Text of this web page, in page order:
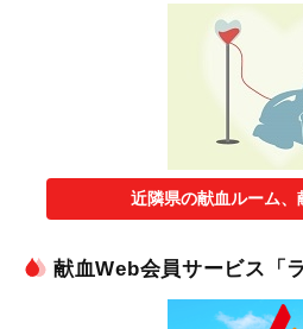
近隣県の献血ルーム、
献血Web会員サービス「